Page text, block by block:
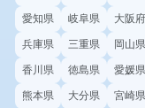
愛知県
岐阜県 大阪府
兵庫県
三重県 岡山県
香川県
徳島県 愛媛県
熊本県
大分県 宮崎県